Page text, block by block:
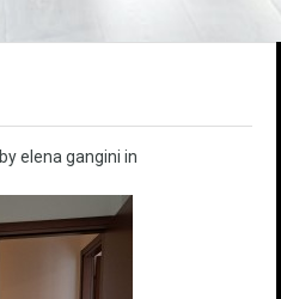
by elena gangini in